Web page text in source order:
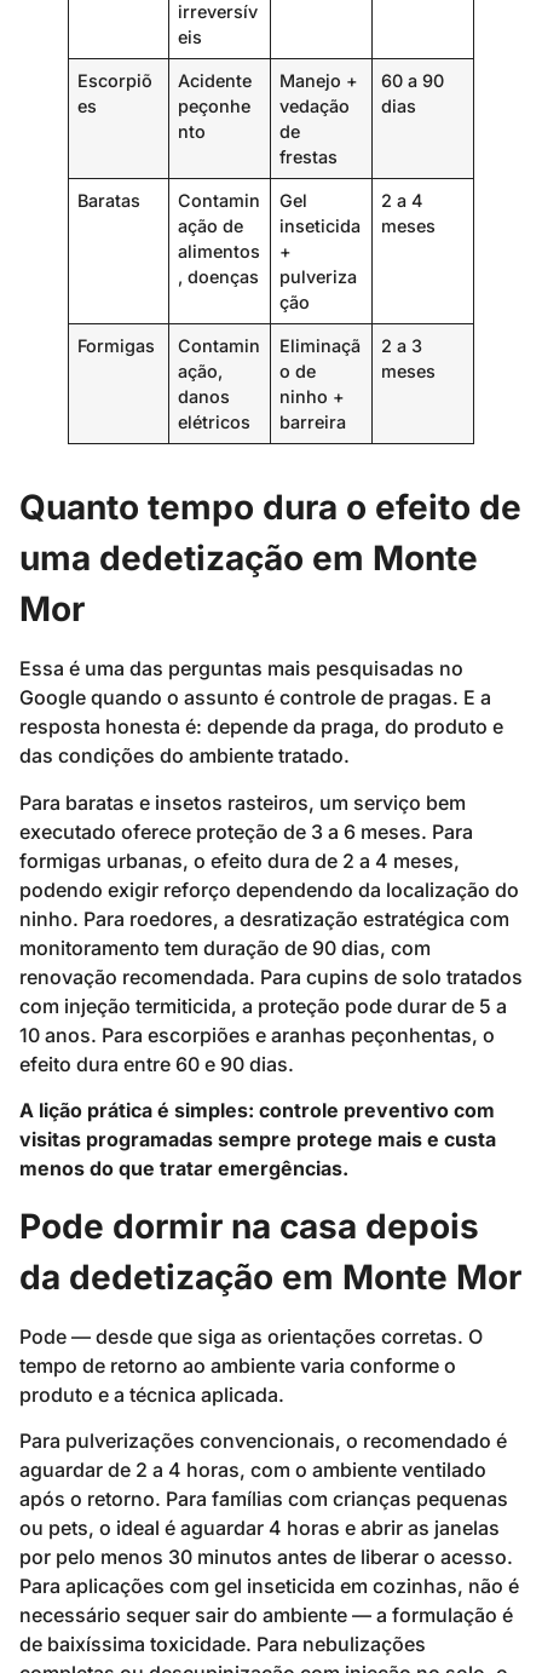
irreversív
eis
Escorpiõ
es
Acidente
peçonhe
nto
Manejo +
vedação
de
frestas
60 a 90
dias
Baratas
Contamin
ação de
alimentos
, doenças
Gel
inseticida
+
pulveriza
ção
2 a 4
meses
Formigas
Contamin
ação,
danos
elétricos
Eliminaçã
o de
ninho +
barreira
2 a 3
meses
Quanto tempo dura o efeito de
uma dedetização em Monte
Mor
Essa é uma das perguntas mais pesquisadas no
Google quando o assunto é controle de pragas. E a
resposta honesta é: depende da praga, do produto e
das condições do ambiente tratado.
Para baratas e insetos rasteiros, um serviço bem
executado oferece proteção de 3 a 6 meses. Para
formigas urbanas, o efeito dura de 2 a 4 meses,
podendo exigir reforço dependendo da localização do
ninho. Para roedores, a desratização estratégica com
monitoramento tem duração de 90 dias, com
renovação recomendada. Para cupins de solo tratados
com injeção termiticida, a proteção pode durar de 5 a
10 anos. Para escorpiões e aranhas peçonhentas, o
efeito dura entre 60 e 90 dias.
A lição prática é simples: controle preventivo com
visitas programadas sempre protege mais e custa
menos do que tratar emergências.
Pode dormir na casa depois
da dedetização em Monte Mor
Pode — desde que siga as orientações corretas. O
tempo de retorno ao ambiente varia conforme o
produto e a técnica aplicada.
Para pulverizações convencionais, o recomendado é
aguardar de 2 a 4 horas, com o ambiente ventilado
após o retorno. Para famílias com crianças pequenas
ou pets, o ideal é aguardar 4 horas e abrir as janelas
por pelo menos 30 minutos antes de liberar o acesso.
Para aplicações com gel inseticida em cozinhas, não é
necessário sequer sair do ambiente — a formulação é
de baixíssima toxicidade. Para nebulizações